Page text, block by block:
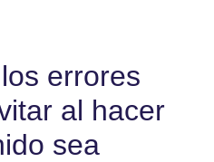
errores
al hacer
sea